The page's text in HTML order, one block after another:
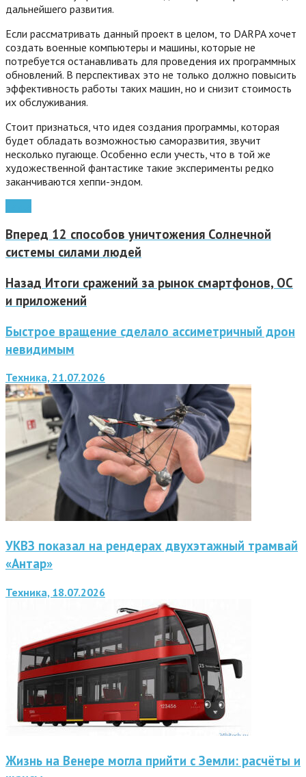
дальнейшего развития.
Если рассматривать данный проект в целом, то DARPA хочет
создать военные компьютеры и машины, которые не
потребуется останавливать для проведения их программных
обновлений. В перспективах это не только должно повысить
эффективность работы таких машин, но и снизит стоимость
их обслуживания.
Стоит признаться, что идея создания программы, которая
будет обладать возможностью саморазвития, звучит
несколько пугающе. Особенно если учесть, что в той же
художественной фантастике такие эксперименты редко
заканчиваются хеппи-эндом.
Вперед 12 способов уничтожения Солнечной
системы силами людей
Назад Итоги сражений за рынок смартфонов, ОС
и приложений
Быстрое вращение сделало ассиметричный дрон
невидимым
Техника, 21.07.2026
УКВЗ показал на рендерах двухэтажный трамвай
«Антар»
Техника, 18.07.2026
Жизнь на Венере могла прийти с Земли: расчёты и